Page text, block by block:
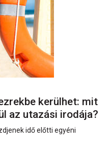
kerülhet: mit
az utazási irodája?
idő előtti egyéni